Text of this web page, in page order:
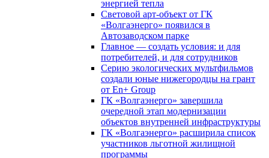
энергией тепла
Световой арт-объект от ГК
«Волгаэнерго» появился в
Автозаводском парке
Главное — создать условия: и для
потребителей, и для сотрудников
Серию экологических мультфильмов
создали юные нижегородцы на грант
от En+ Group
ГК «Волгаэнерго» завершила
очередной этап модернизации
объектов внутренней инфраструктуры
ГК «Волгаэнерго» расширила список
участников льготной жилищной
программы